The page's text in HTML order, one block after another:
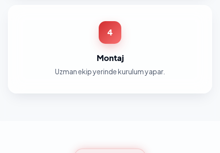
4
Montaj
Uzman ekip yerinde kurulum yapar.